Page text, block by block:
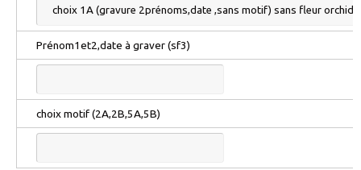
Prénom1et2,date à graver (sf3)
choix motif (2A,2B,5A,5B)